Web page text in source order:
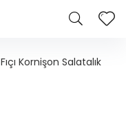
Fıçı Kornişon Salatalık